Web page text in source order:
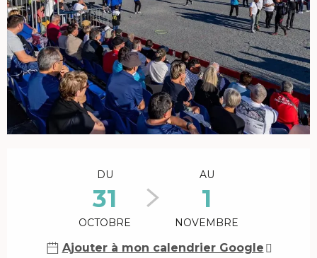
DU
31
OCTOBRE
AU
1
NOVEMBRE
Ajouter à mon calendrier Google